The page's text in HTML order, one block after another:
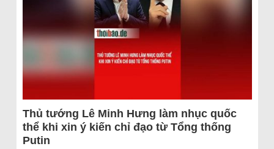
Thủ tướng Lê Minh Hưng làm nhục quốc
thể khi xin ý kiến chỉ đạo từ Tổng thống
Putin